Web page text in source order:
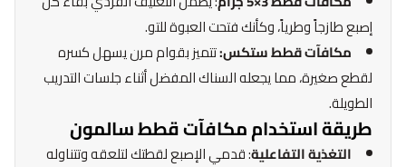
إصبع طازجاً وطرياً، وكأنك فتحت العبوة للتو.
مكافآت قطط ستكس:تتميز بقوام مرن يسهل كسره
لقطع صغيرة، مما يجعله السناك المفضل أثناء جلسات التدريب
الطويلة.
طريقة استخدام مكافآت قطط سالمون
التغذية التفاعلية: قدمي الإصبع لقطتك لتلعقه وتتناوله